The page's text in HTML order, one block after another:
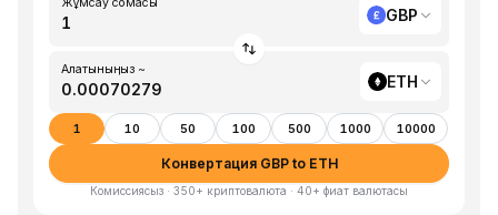
GBP
Алатыныңыз ~
ETH
1 10 50 100 500 1000 10000
Конвертация GBP to ETH
Комиссиясыз · 350+ криптовалюта · 40+ фиат валютасы